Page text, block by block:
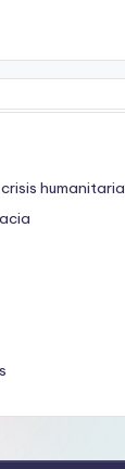
humanitaria